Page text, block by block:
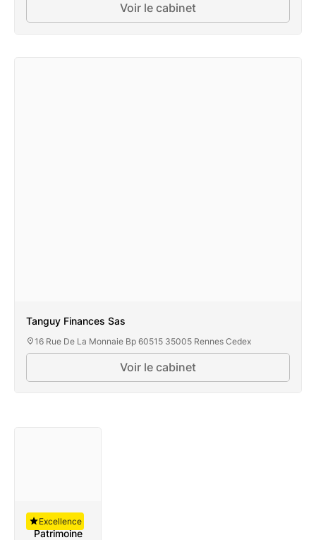
Voir le cabinet
Tanguy Finances Sas
16 Rue De La Monnaie Bp 60515 35005 Rennes Cedex
Voir le cabinet
Auguste
Patrimoine
Excellence